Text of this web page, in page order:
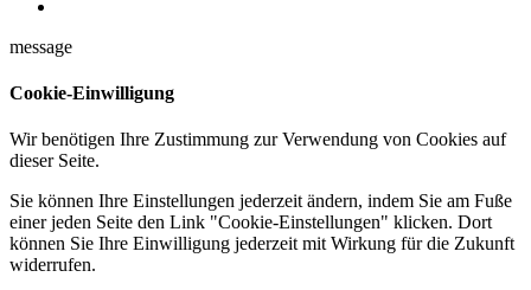
message
Cookie-Einwilligung
Wir benötigen Ihre Zustimmung zur Verwendung von Cookies auf
dieser Seite.
Sie können Ihre Einstellungen jederzeit ändern, indem Sie am Fuße
einer jeden Seite den Link "Cookie-Einstellungen" klicken. Dort
können Sie Ihre Einwilligung jederzeit mit Wirkung für die Zukunft
widerrufen.